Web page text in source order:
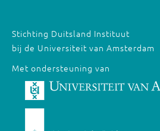
Stichting Duitsland Instituut
bij de Universiteit van Amsterdam
Met ondersteuning van